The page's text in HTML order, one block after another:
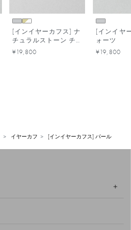
[インイヤーカフス] ナ
チュラルストーン チ
ェーン
¥19,800
[インイヤ
ォーツ
¥19,800
イヤーカフ [インイヤーカフス] パール